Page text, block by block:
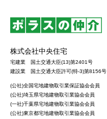
株式会社中央住宅
宅建業 国土交通大臣(13)第2401号
建設業 国土交通大臣許可(特-3)第8156号
(公社)全国宅地建物取引業保証協会会員
(公社)埼玉県宅地建物取引業協会会員
(一社)千葉県宅地建物取引業協会会員
(公社)東京都宅地建物取引業協会会員